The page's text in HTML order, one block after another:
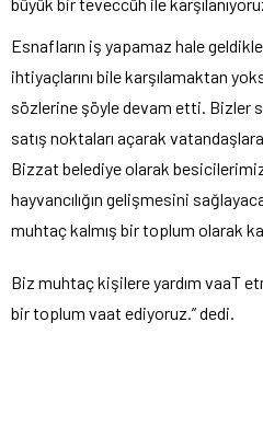
büyük bir teveccüh ile
Esnafların iş yapamaz hale
ihtiyaçlarını bile karşılamaktan
sözlerine şöyle devam etti. Bizler
satış noktaları açarak
Bizzat belediye olarak
hayvancılığın gelişmesini
muhtaç kalmış bir toplum olarak
Biz muhtaç kişilere yardım vaaT
bir toplum vaat ediyoruz.” dedi.